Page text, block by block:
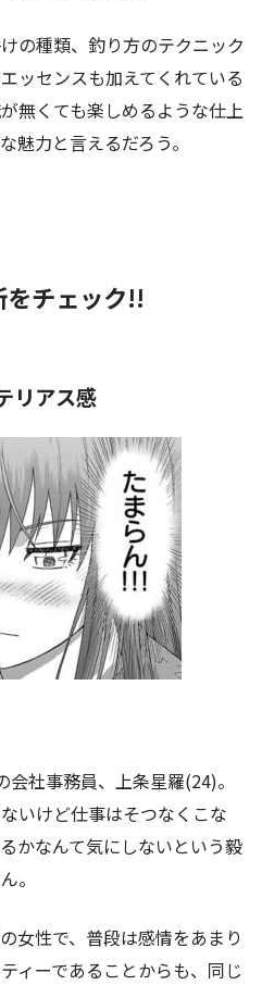
の種類、釣り方のテクニック
ッセンスも加えてくれている
無くても楽しめるような仕上
魅力と言えるだろう。
をチェック!!
リアス感
社事務員、上条星羅(24)。
いけど仕事はそつなくこな
かなんて気にしないという毅
。
女性で、普段は感情をあまり
ィーであることからも、同じ